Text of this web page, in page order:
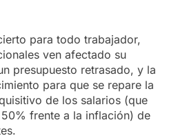
para todo trabajador,
ven afectado su
presupuesto retrasado, y la
para que se repare la
de los salarios (que
frente a la inflación) de